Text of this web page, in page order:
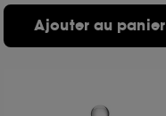
Ajouter au panier